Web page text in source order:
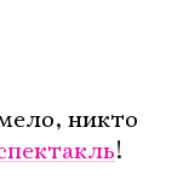
никто
!